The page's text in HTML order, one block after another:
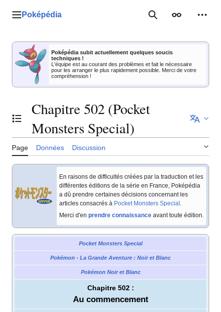
Menu principal
Poképédia RechercherApparence
Poképédia subit actuellement quelques soucis
techniques !
L'équipe est au courant des problèmes et fait le nécessaire
pour les arranger le plus rapidement possible. Merci de votre
compréhension !
Basculer la table des matières
Chapitre 502 (Pocket
Monsters Special)
Page Données Discussion
En raisons de difficultés créées par la traduction et les
différentes éditions de la série en France, Poképédia
a dû prendre certaines décisions concernant les
articles consacrés à Pocket Monsters Special.
Merci d'en prendre connaissance avant toute édition.
Pocket Monsters Special
Pokémon - La Grande Aventure : Noir et Blanc
Pokémon Noir et Blanc
Chapitre 502 :
Au commencement